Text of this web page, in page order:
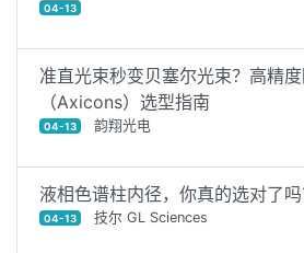
04-13
准直光束秒变贝塞尔光束？高精
（Axicons）选型指南
04-13 韵翔光电
液相色谱柱内径，你真的选对了吗
04-13 技尔 GL Sciences